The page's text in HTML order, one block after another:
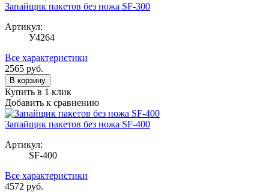
Запайщик пакетов без ножа SF-300
Артикул:
У4264
Все характеристики
2565 руб.
В корзину
Купить в 1 клик
Добавить к сравнению
Запайщик пакетов без ножа SF-400
Артикул:
SF-400
Все характеристики
4572 руб.